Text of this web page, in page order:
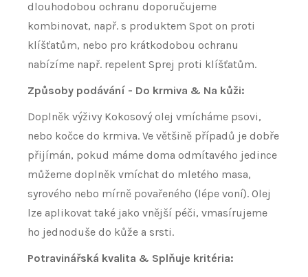
dlouhodobou ochranu doporučujeme
kombinovat, např. s produktem Spot on proti
klíšťatům, nebo pro krátkodobou ochranu
nabízíme např. repelent Sprej proti klíšťatům.
Způsoby podávání - Do krmiva & Na kůži:
Doplněk výživy Kokosový olej vmícháme psovi,
nebo kočce do krmiva. Ve většině případů je dobře
přijímán, pokud máme doma odmítavého jedince
můžeme doplněk vmíchat do mletého masa,
syrového nebo mírně povařeného (lépe voní). Olej
lze aplikovat také jako vnější péči, vmasírujeme
ho jednoduše do kůže a srsti.
Potravinářská kvalita & Splňuje kritéria: